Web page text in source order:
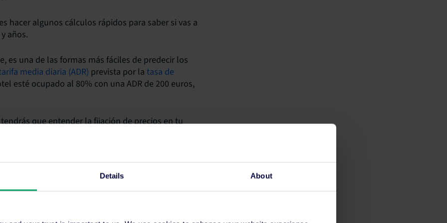
Details About
hacer algunos cálculos rápidos para saber si vas a
años.
es una de las formas más fáciles de predecir los
media diaria (ADR) prevista por la tasa de
esté ocupado al 80% con una ADR de 200 euros,
que entender la fijación de precios en tu
de precios son:
las tarifas fuera de temporada para garantizar